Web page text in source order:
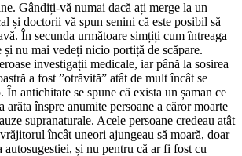
Gândiți-vă numai dacă ați merge la un
și doctorii vă spun senini că este posibil să
În secunda următoare simțiți cum întreaga
și nu mai vedeți nicio portiță de scăpare.
investigații medicale, iar până la sosirea
a fost ”otrăvită” atât de mult încât se
antichitate se spune că exista un șaman ce
arăta înspre anumite persoane a căror moarte
supranaturale. Acele persoane credeau atât
încât uneori ajungeau să moară, doar
autosugestiei, și nu pentru că ar fi fost cu